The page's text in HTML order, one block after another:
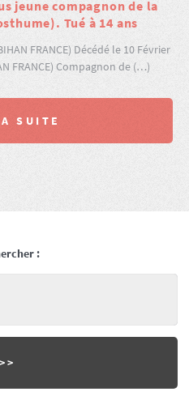
jeune compagnon de la
Tué à 14 ans
FRANCE) Décédé le 10 Février
FRANCE) Compagnon de (…)
SUITE
: